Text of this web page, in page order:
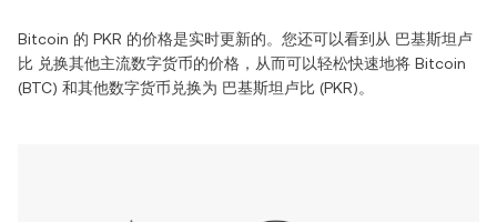
Bitcoin 的 PKR 的价格是实时更新的。您还可以看到从 巴基斯坦卢
比 兑换其他主流数字货币的价格，从而可以轻松快速地将 Bitcoin
(BTC) 和其他数字货币兑换为 巴基斯坦卢比 (PKR)。